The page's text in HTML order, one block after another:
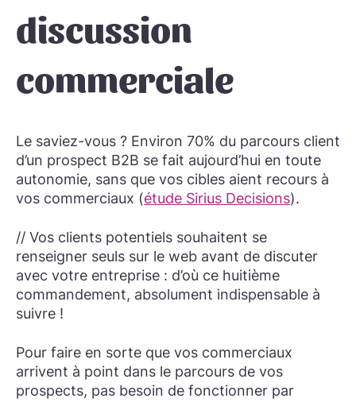
discussion
commerciale
Le saviez-vous ? Environ 70% du parcours client
d’un prospect B2B se fait aujourd’hui en toute
autonomie, sans que vos cibles aient recours à
vos commerciaux (étude Sirius Decisions).
// Vos clients potentiels souhaitent se
renseigner seuls sur le web avant de discuter
avec votre entreprise : d’où ce huitième
commandement, absolument indispensable à
suivre !
Pour faire en sorte que vos commerciaux
arrivent à point dans le parcours de vos
prospects, pas besoin de fonctionner par